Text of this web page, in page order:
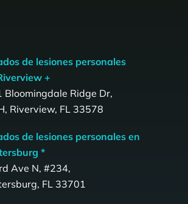
de lesiones personales
+
Bloomingdale Ridge Dr,
Riverview, FL 33578
de lesiones personales en
*
Ave N, #234,
FL 33701